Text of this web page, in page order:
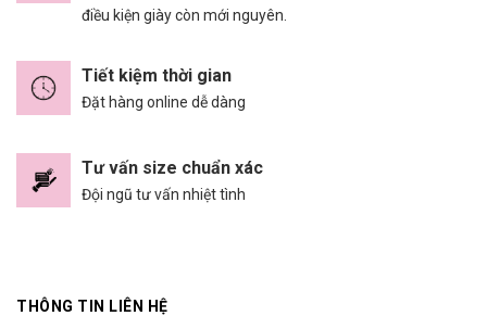
điều kiện giày còn mới nguyên.
Tiết kiệm thời gian
Đặt hàng online dễ dàng
Tư vấn size chuẩn xác
Đội ngũ tư vấn nhiệt tình
THÔNG TIN LIÊN HỆ